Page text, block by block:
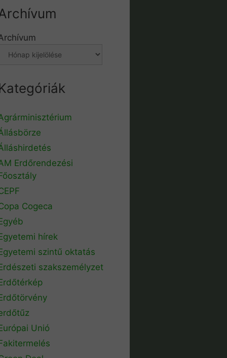
Erdőrendezési
Cogeca
hírek
szintű oktatás
szakszemélyzet
Unió